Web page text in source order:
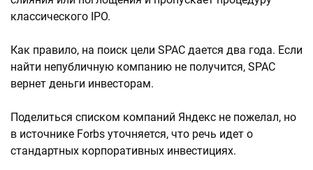
классического IPO.
Как правило, на поиск цели SPAC дается два года. Если
найти непубличную компанию не получится, SPAC
вернет деньги инвесторам.
Поделиться списком компаний Яндекс не пожелал, но
в источнике Forbs уточняется, что речь идет о
стандартных корпоративных инвестициях.